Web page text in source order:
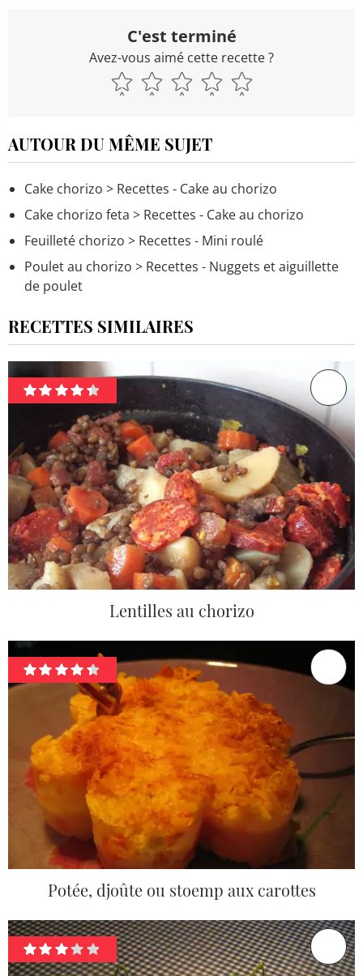
C'est terminé
Avez-vous aimé cette recette ?
AUTOUR DU MÊME SUJET
Cake chorizo > Recettes - Cake au chorizo
Cake chorizo feta > Recettes - Cake au chorizo
Feuilleté chorizo > Recettes - Mini roulé
Poulet au chorizo > Recettes - Nuggets et aiguillette
de poulet
RECETTES SIMILAIRES
Lentilles au chorizo
Potée, djoûte ou stoemp aux carottes